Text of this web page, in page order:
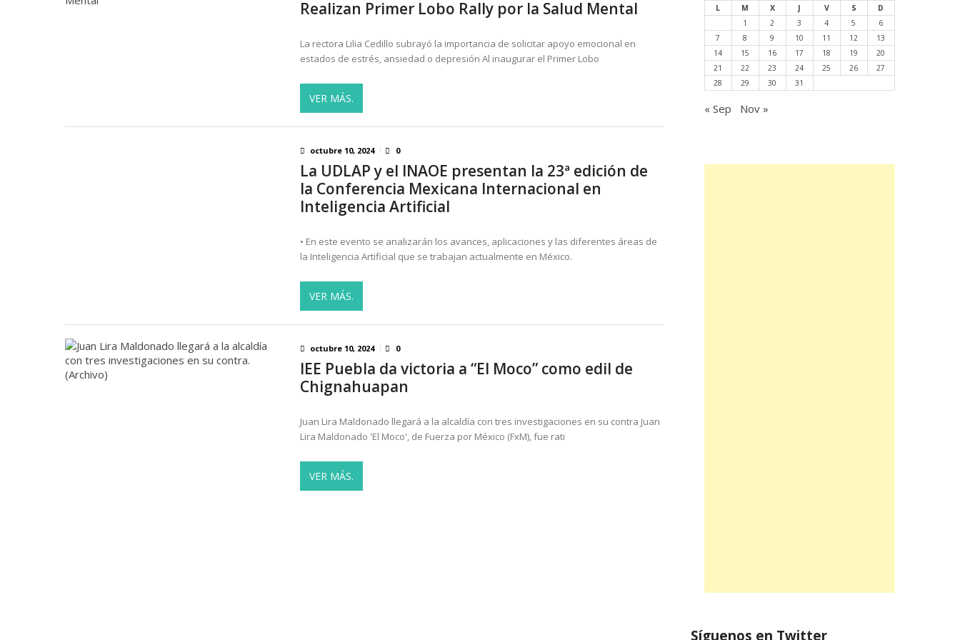
Cae apoyo ciudadano a Israel en EU por genocidio en Gaza AGOSTO 5, 2026
Realizan Primer Lobo Rally por la Salud Mental
La rectora Lilia Cedillo subrayó la importancia de solicitar apoyo emocional en
estados de estrés, ansiedad o depresión Al inaugurar el Primer Lobo
VER MÁS.
octubre 10, 2024 0
La UDLAP y el INAOE presentan la 23ª edición de
la Conferencia Mexicana Internacional en
Inteligencia Artificial
• En este evento se analizarán los avances, aplicaciones y las diferentes áreas de
la Inteligencia Artificial que se trabajan actualmente en México.
VER MÁS.
octubre 10, 2024 0
IEE Puebla da victoria a “El Moco” como edil de
Chignahuapan
Juan Lira Maldonado llegará a la alcaldía con tres investigaciones en su contra Juan
Lira Maldonado 'El Moco', de Fuerza por México (FxM), fue rati
VER MÁS.
L M X J V S
D
1
2 3 4 5
6
7
8 9 10 11 12
13
14
15 16 17 18 19
20
21
22 23 24 25 26
27
28
29 30 31
« Sep Nov »
Síguenos en Twitter